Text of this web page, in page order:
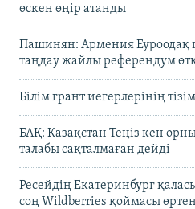
өскен өңір атанды
Пашинян: Армения Еуроодақ
таңдау жайлы референдум
Білім грант иегерлерінің
БАҚ: Қазақстан Теңіз кен
талабы сақталмаған дейді
Ресейдің Екатеринбург
соң Wildberries қоймасы